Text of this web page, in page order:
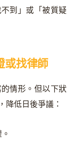
到」或「被質疑
或找律師
情形。但以下狀
降低日後爭議：